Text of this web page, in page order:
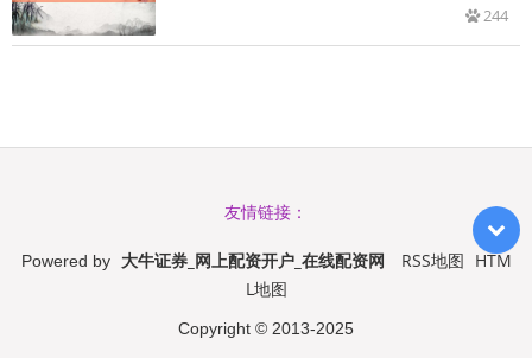
244
友情链接：
Powered by 大牛证券_网上配资开户_在线配资网 RSS地图 HTM
L地图
Copyright © 2013-2025